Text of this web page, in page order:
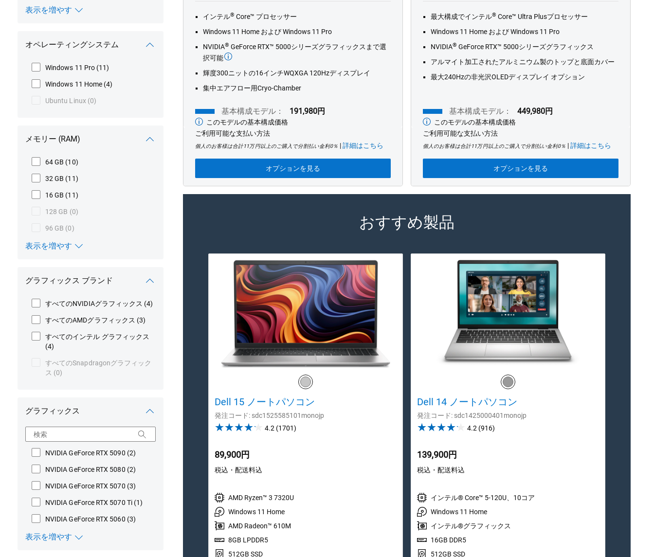
表示を増やす
オペレーティングシステム
Windows 11 Pro (11)
Windows 11 Home (4)
Ubuntu Linux (0)
メモリー (RAM)
64 GB (10)
32 GB (11)
16 GB (11)
128 GB (0)
96 GB (0)
表示を増やす
グラフィックス ブランド
すべてのNVIDIAグラフィックス (4)
すべてのAMDグラフィックス (3)
すべてのインテル グラフィックス
(4)
すべてのSnapdragonグラフィック
ス (0)
グラフィックス
NVIDIA GeForce RTX 5090 (2)
NVIDIA GeForce RTX 5080 (2)
NVIDIA GeForce RTX 5070 (3)
NVIDIA GeForce RTX 5070 Ti (1)
NVIDIA GeForce RTX 5060 (3)
表示を増やす
5
stars.
reviews
インテル® Core™ プロセッサー
Windows 11 Home および Windows 11 Pro
NVIDIA® GeForce RTX™ 5000シリーズグラフィックスまで選
択可能
輝度300ニットの16インチWQXGA 120Hzディスプレイ
集中エアフロー用Cryo-Chamber
基本構成モデル： 191,980円
最
低
価
格
このモデルの基本構成価格
ご利用可能な支払い方法
個人のお客様は合計11万円以上のご購入で分割払い金利0％ |詳細はこちら
オプションを見る
5
stars.
reviews
最大構成でインテル® Core™ Ultra Plusプロセッサー
Windows 11 Home および Windows 11 Pro
NVIDIA® GeForce RTX™ 5000シリーズグラフィックス
アルマイト加工されたアルミニウム製のトップと底面カバー
最大240Hzの非光沢OLEDディスプレイ オプション
基本構成モデル： 449,980円
最
低
価
格
このモデルの基本構成価格
ご利用可能な支払い方法
個人のお客様は合計11万円以上のご購入で分割払い金利0％ |詳細はこちら
オプションを見る
おすすめ製品
Dell 15 ノートパソコン
発注コード: sdc1525585101monojp
4.2 (1701)
89,900円
税込・配送料込
AMD Ryzen™ 3 7320U
Windows 11 Home
AMD Radeon™ 610M
8GB LPDDR5
512GB SSD
Dell 14 ノートパソコン
発注コード: sdc1425000401monojp
4.2 (916)
139,900円
税込・配送料込
インテル® Core™ 5-120U、10コア
Windows 11 Home
インテル®グラフィックス
16GB DDR5
512GB SSD